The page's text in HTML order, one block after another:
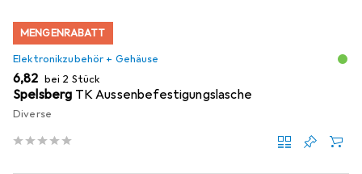
MENGENRABATT
Elektronikzubehör + Gehäuse
EUR
6,82 bei 2 Stück
Spelsberg TK Aussenbefestigungslasche
Diverse